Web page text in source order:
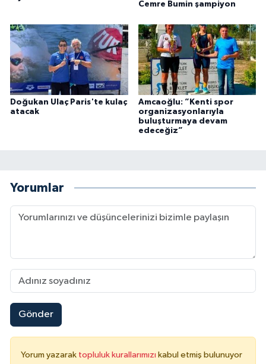
Cemre Bumin şampiyon
Doğukan Ulaç Paris'te kulaç
atacak
Amcaoğlu: ”Kenti spor
organizasyonlarıyla
buluşturmaya devam
edeceğiz”
Yorumlar
Gönder
Yorum yazarak topluluk kurallarımızı kabul etmiş bulunuyor